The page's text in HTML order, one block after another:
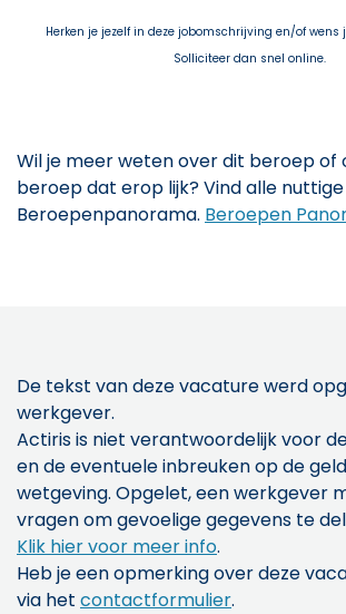
Herken je jezelf in deze jobomschrijving en/of wens
Solliciteer dan snel online.
Wil je meer weten over dit beroep of
beroep dat erop lijk? Vind alle
Beroepenpanorama. Beroepen
De tekst van deze vacature werd
werkgever.
Actiris is niet verantwoordelijk voor
en de eventuele inbreuken op de
wetgeving. Opgelet, een werkgever
vragen om gevoelige gegevens te
Klik hier voor meer info.
Heb je een opmerking over deze
via het contactformulier.